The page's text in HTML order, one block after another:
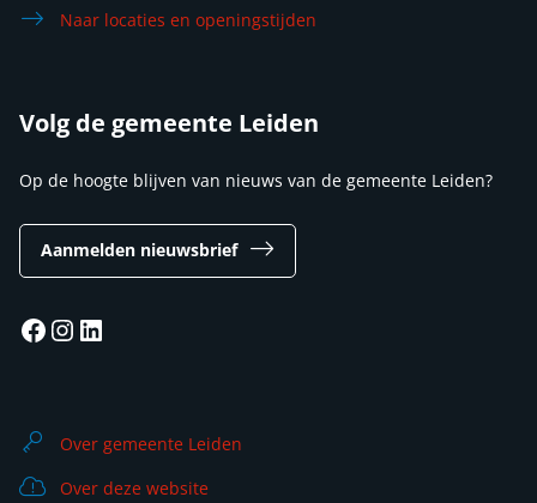
Naar locaties en openingstijden
Volg de gemeente Leiden
Op de hoogte blijven van nieuws van de gemeente Leiden?
Aanmelden nieuwsbrief
Facebook
Instagram
LinkedIn
Over gemeente Leiden
Over deze website